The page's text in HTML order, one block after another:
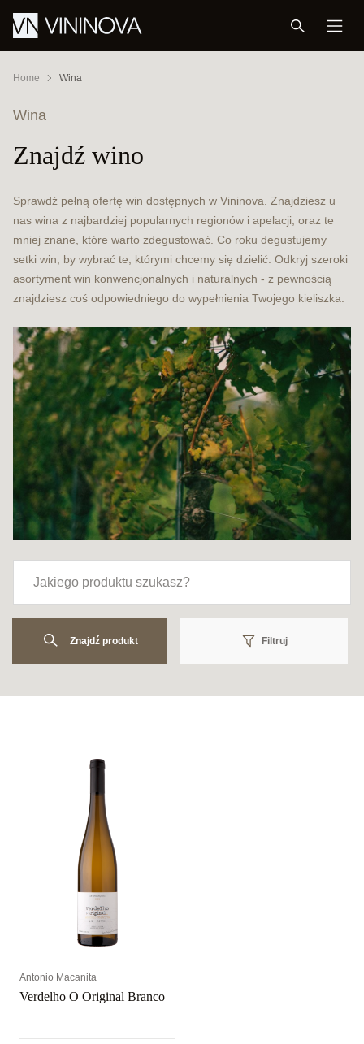
Home Wina
Wina
Znajdź wino
Sprawdź pełną ofertę win dostępnych w Vininova. Znajdziesz u
nas wina z najbardziej popularnych regionów i apelacji, oraz te
mniej znane, które warto zdegustować. Co roku degustujemy
setki win, by wybrać te, którymi chcemy się dzielić. Odkryj szeroki
asortyment win konwencjonalnych i naturalnych - z pewnością
znajdziesz coś odpowiedniego do wypełnienia Twojego kieliszka.
Znajdź produkt Filtruj
Antonio Macanita
Verdelho O Original Branco